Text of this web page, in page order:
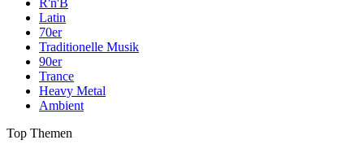
R'n'B
Latin
70er
Traditionelle Musik
90er
Trance
Heavy Metal
Ambient
Top Themen